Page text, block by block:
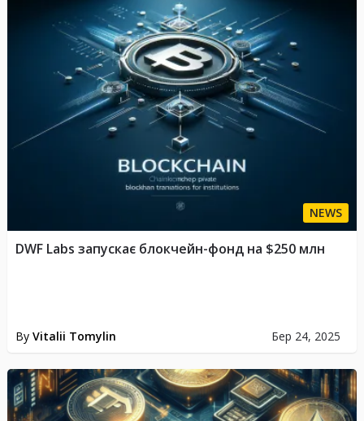
NEWS
By Vitalii Tomylin Бер 24, 2025
DWF Labs запускає блокчейн-фонд на $250 млн